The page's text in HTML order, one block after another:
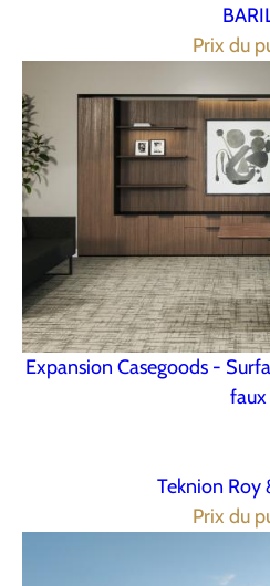
Prix du
Expansion Casegoods -
faux
Teknion Roy
Prix du